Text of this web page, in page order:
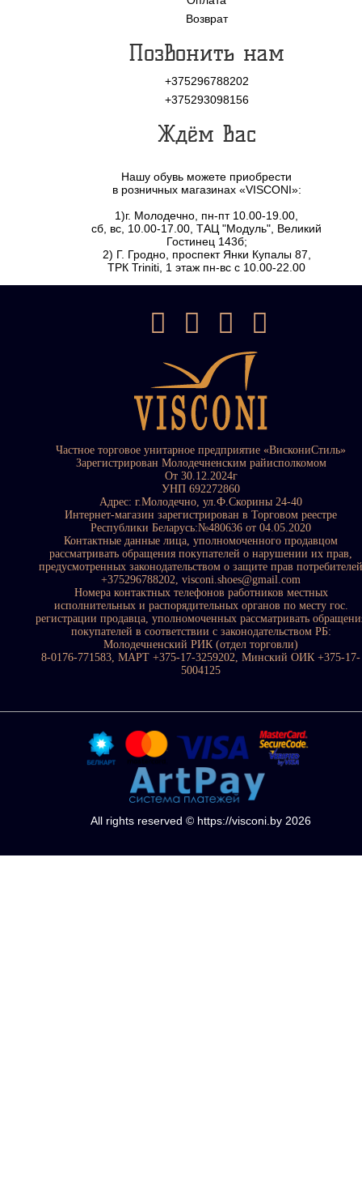
Возврат
Позвонить нам
+375296788202
+375293098156
Ждём Вас
Нашу обувь можете приобрести
в розничных магазинах «VISCONI»:
1)г. Молодечно, пн-пт 10.00-19.00,
сб, вс, 10.00-17.00, ТАЦ "Модуль", Великий
Гостинец 143б;
2) Г. Гродно, проспект Янки Купалы 87,
ТРК Triniti, 1 этаж пн-вс с 10.00-22.00
Частное торговое унитарное предприятие «ВискониСтиль»
Зарегистрирован Молодечненским райисполкомом
От 30.12.2024г
УНП 692272860
Адрес: г.Молодечно, ул.Ф.Скорины 24-40
Интернет-магазин зарегистрирован в Торговом реестре
Республики Беларусь:№480636 от 04.05.2020
Контактные данные лица, уполномоченного продавцом
рассматривать обращения покупателей о нарушении их прав,
предусмотренных законодательством о защите прав потребителей
+375296788202, visconi.shoes@gmail.com
Номера контактных телефонов работников местных
исполнительных и распорядительных органов по месту гос.
регистрации продавца, уполномоченных рассматривать
покупателей в соответствии с законодательством РБ:
Молодечненский РИК (отдел торговли)
8-0176-771583, МАРТ +375-17-3259202, Минский ОИК +375-17-
5004125
All rights reserved © https://visconi.by 2026